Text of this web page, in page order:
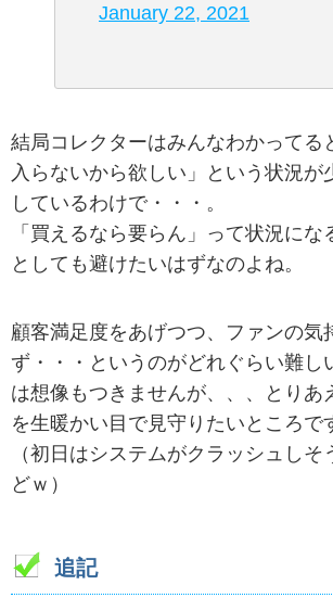
January 22, 2021
結局コレクターはみんなわかってる
入らないから欲しい」という状況が
しているわけで・・・。
「買えるなら要らん」って状況にな
としても避けたいはずなのよね。
顧客満足度をあげつつ、ファンの気
ず・・・というのがどれぐらい難し
は想像もつきませんが、、、とりあ
を生暖かい目で見守りたいところで
（初日はシステムがクラッシュしそ
どｗ）
追記